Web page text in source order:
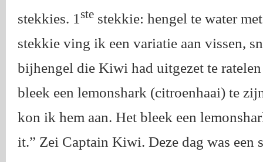
stekkies. 1ste stekkie: hengel te water
stekkie ving ik een variatie aan vissen,
bijhengel die Kiwi had uitgezet te
bleek een lemonshark (citroenhaai) te
kon ik hem aan. Het bleek een
it.” Zei Captain Kiwi. Deze dag was een